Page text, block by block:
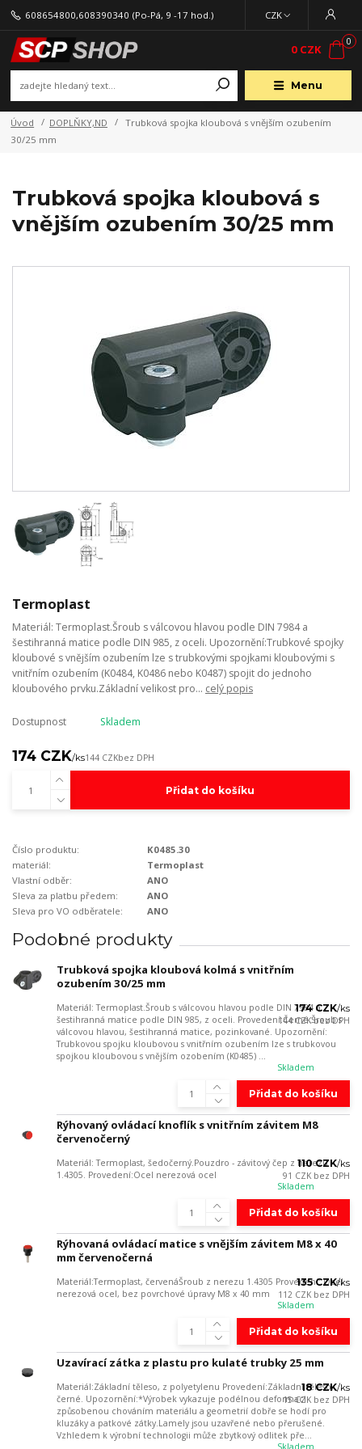
Menu
CZK
608654800,608390340 (Po-Pá, 9 -17 hod.)
0
0 CZK
Úvod DOPLŇKY,ND
Trubková spojka kloubová s vnějším ozubením
30/25 mm
Trubková spojka kloubová s
vnějším ozubením 30/25 mm
Termoplast
Materiál: Termoplast.Šroub s válcovou hlavou podle DIN 7984 a
šestihranná matice podle DIN 985, z oceli. Upozornění:Trubkové spojky
kloubové s vnějším ozubením lze s trubkovými spojkami kloubovými s
vnitřním ozubením (K0484, K0486 nebo K0487) spojit do jednoho
kloubového prvku.Základní velikost pro... celý popis
Dostupnost Skladem
174 CZK/ks144 CZKbez DPH
Přidat do košíku
Číslo produktu:
K0485.30
materiál:
Termoplast
Vlastní odběr:
ANO
Sleva za platbu předem:
ANO
Sleva pro VO odběratele:
ANO
Podobné produkty
Trubková spojka kloubová kolmá s vnitřním
ozubením 30/25 mm
Materiál: Termoplast.Šroub s válcovou hlavou podle DIN 7984 a
šestihranná matice podle DIN 985, z oceli. Provedení:Černé.Šroub s
válcovou hlavou, šestihranná matice, pozinkované. Upozornění:
Trubkovou spojku kloubovou s vnitřním ozubením lze s trubkovou
spojkou kloubovou s vnějším ozobením (K0485) ...
174 CZK/ks
144 CZKbez DPH
Skladem
Přidat do košíku
Rýhovaný ovládací knoflík s vnitřním závitem M8
červenočerný
Materiál: Termoplast, šedočerný.Pouzdro - závitový čep z nerezu
1.4305. Provedení:Ocel nerezová ocel
110 CZK/ks
91 CZK bez DPH
Skladem
Přidat do košíku
Rýhovaná ovládací matice s vnějším závitem M8 x 40
mm červenočerná
Materiál:Termoplast, červenáŠroub z nerezu 1.4305 Provedení: Ocel
nerezová ocel, bez povrchové úpravy M8 x 40 mm
135 CZK/ks
112 CZK bez DPH
Skladem
Přidat do košíku
Uzavírací zátka z plastu pro kulaté trubky 25 mm
Materiál:Základní těleso, z polyetylenu Provedení:Základní těleso,
černé. Upozornění:*Výrobek vykazuje podélnou deformaci
způsobenou chováním materiálu a geometrií dobře se hodí pro
kluzáky a patkové zátky.Lamely jsou uzavřené nebo přerušené.
Vzhledem k výrobní technologii může zbytkový odlitek pře...
18 CZK/ks
15 CZK bez DPH
Skladem